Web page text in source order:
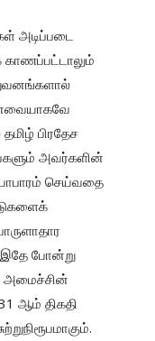
அடிப்படை
காணப்பட்டாலும்
பிரதேச
அவர்களின்
செய்வதை
இதே போன்று
அமைச்சின்
ஆம் திகதி